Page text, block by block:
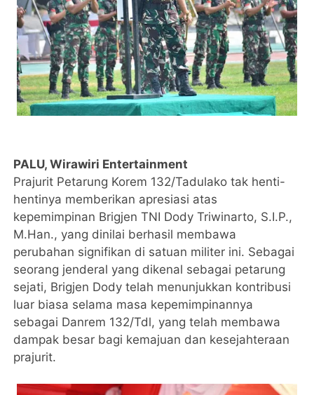
PALU, Wirawiri Entertainment
Prajurit Petarung Korem 132/Tadulako tak henti-
hentinya memberikan apresiasi atas
kepemimpinan Brigjen TNI Dody Triwinarto, S.I.P.,
M.Han., yang dinilai berhasil membawa
perubahan signifikan di satuan militer ini. Sebagai
seorang jenderal yang dikenal sebagai petarung
sejati, Brigjen Dody telah menunjukkan kontribusi
luar biasa selama masa kepemimpinannya
sebagai Danrem 132/Tdl, yang telah membawa
dampak besar bagi kemajuan dan kesejahteraan
prajurit.